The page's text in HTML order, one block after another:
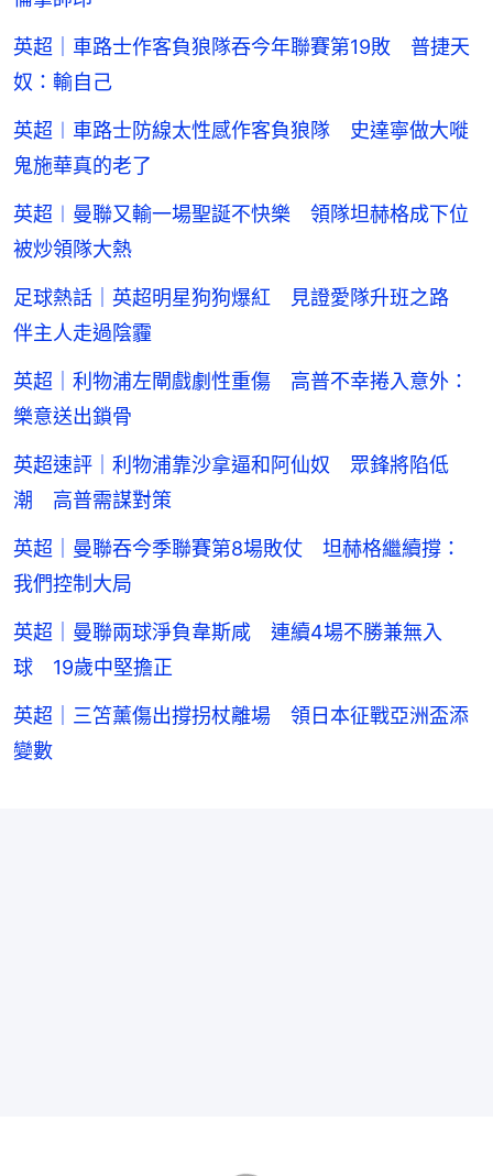
英超｜車路士作客負狼隊吞今年聯賽第19敗 普捷天
奴：輸自己
英超︱車路士防線太性感作客負狼隊 史達寧做大嘥
鬼施華真的老了
英超︱曼聯又輸一場聖誕不快樂 領隊坦赫格成下位
被炒領隊大熱
足球熱話｜英超明星狗狗爆紅 見證愛隊升班之路
伴主人走過陰霾
英超｜利物浦左閘戲劇性重傷 高普不幸捲入意外：
樂意送出鎖骨
英超速評｜利物浦靠沙拿逼和阿仙奴 眾鋒將陷低
潮 高普需謀對策
英超｜曼聯吞今季聯賽第8場敗仗 坦赫格繼續撐：
我們控制大局
英超｜曼聯兩球淨負韋斯咸 連續4場不勝兼無入
球 19歲中堅擔正
英超｜三笘薰傷出撐拐杖離場 領日本征戰亞洲盃添
變數